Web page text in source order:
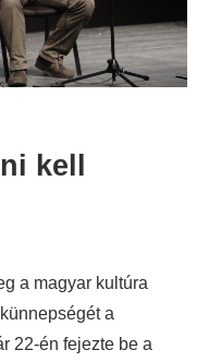
kell
a magyar kultúra
a
22-én fejezte be a